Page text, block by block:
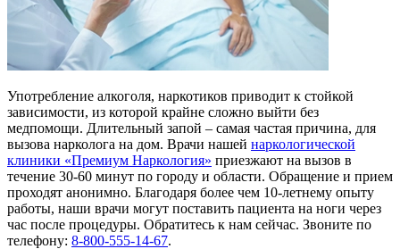
Употребление алкоголя, наркотиков приводит к стойкой
зависимости, из которой крайне сложно выйти без
медпомощи. Длительный запой – самая частая причина, для
вызова нарколога на дом. Врачи нашей наркологической
клиники «Премиум Наркология» приезжают на вызов в
течение 30-60 минут по городу и области. Обращение и прием
проходят анонимно. Благодаря более чем 10-летнему опыту
работы, наши врачи могут поставить пациента на ноги через
час после процедуры. Обратитесь к нам сейчас. Звоните по
телефону: 8-800-555-14-67.